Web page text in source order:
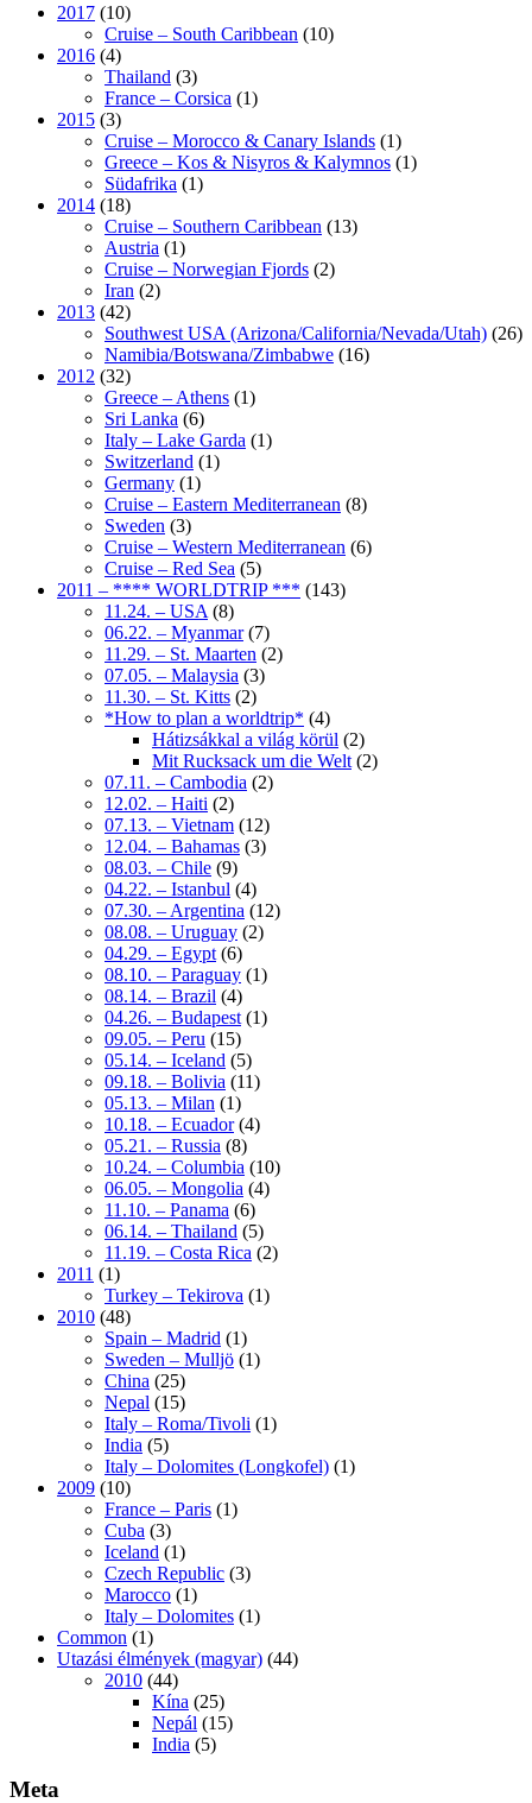
2017 (10)
Cruise – South Caribbean (10)
2016 (4)
Thailand (3)
France – Corsica (1)
2015 (3)
Cruise – Morocco & Canary Islands (1)
Greece – Kos & Nisyros & Kalymnos (1)
Südafrika (1)
2014 (18)
Cruise – Southern Caribbean (13)
Austria (1)
Cruise – Norwegian Fjords (2)
Iran (2)
2013 (42)
Southwest USA (Arizona/California/Nevada/Utah) (26)
Namibia/Botswana/Zimbabwe (16)
2012 (32)
Greece – Athens (1)
Sri Lanka (6)
Italy – Lake Garda (1)
Switzerland (1)
Germany (1)
Cruise – Eastern Mediterranean (8)
Sweden (3)
Cruise – Western Mediterranean (6)
Cruise – Red Sea (5)
2011 – **** WORLDTRIP *** (143)
11.24. – USA (8)
06.22. – Myanmar(7)
11.29. – St. Maarten (2)
07.05. – Malaysia (3)
11.30. – St. Kitts (2)
*How to plan a worldtrip* (4)
Hátizsákkal a világ körül (2)
Mit Rucksack um die Welt (2)
07.11. – Cambodia (2)
12.02. – Haiti (2)
07.13. – Vietnam (12)
12.04. – Bahamas (3)
08.03. – Chile (9)
04.22. – Istanbul (4)
07.30. – Argentina (12)
08.08. – Uruguay (2)
04.29. – Egypt (6)
08.10. – Paraguay (1)
08.14. – Brazil (4)
04.26. – Budapest (1)
09.05. – Peru (15)
05.14. – Iceland (5)
09.18. – Bolivia (11)
05.13. – Milan (1)
10.18. – Ecuador(4)
05.21. – Russia (8)
10.24. – Columbia (10)
06.05. – Mongolia (4)
11.10. – Panama (6)
06.14. – Thailand (5)
11.19. – Costa Rica (2)
2011 (1)
Turkey – Tekirova (1)
2010 (48)
Spain – Madrid (1)
Sweden – Mulljö (1)
China (25)
Nepal (15)
Italy – Roma/Tivoli (1)
India (5)
Italy – Dolomites (Longkofel) (1)
2009 (10)
France – Paris (1)
Cuba (3)
Iceland (1)
Czech Republic (3)
Marocco (1)
Italy – Dolomites (1)
Common (1)
Utazási élmények (magyar) (44)
2010 (44)
Kína (25)
Nepál (15)
India (5)
Meta